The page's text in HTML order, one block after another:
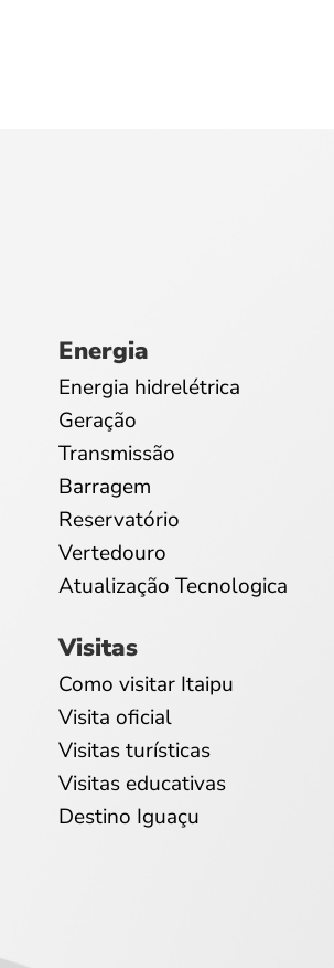
Energia
Energia hidrelétrica
Geração
Transmissão
Barragem
Reservatório
Vertedouro
Atualização Tecnologica
Visitas
Como visitar Itaipu
Visita oficial
Visitas turísticas
Visitas educativas
Destino Iguaçu